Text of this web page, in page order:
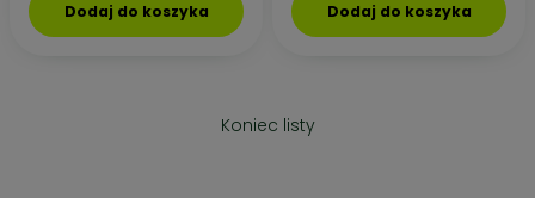
Dodaj do koszyka Dodaj do koszyka
Koniec listy